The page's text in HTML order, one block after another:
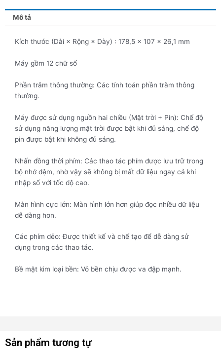
Mô tả
Kích thước (Dài × Rộng × Dày) : 178,5 × 107 × 26,1 mm
Máy gồm 12 chữ số
Phần trăm thông thường: Các tính toán phần trăm thông
thường.
Máy được sử dụng nguồn hai chiều (Mặt trời + Pin): Chế độ
sử dụng năng lượng mặt trời được bật khi đủ sáng, chế độ
pin được bật khi không đủ sáng.
Nhấn đồng thời phím: Các thao tác phím được lưu trữ trong
bộ nhớ đệm, nhờ vậy sẽ không bị mất dữ liệu ngay cả khi
nhập số với tốc độ cao.
Màn hình cực lớn: Màn hình lớn hơn giúp đọc nhiều dữ liệu
dễ dàng hơn.
Các phím dẻo: Được thiết kế và chế tạo để dễ dàng sử
dụng trong các thao tác.
Bề mặt kim loại bền: Vỏ bền chịu được va đập mạnh.
Sản phẩm tương tự